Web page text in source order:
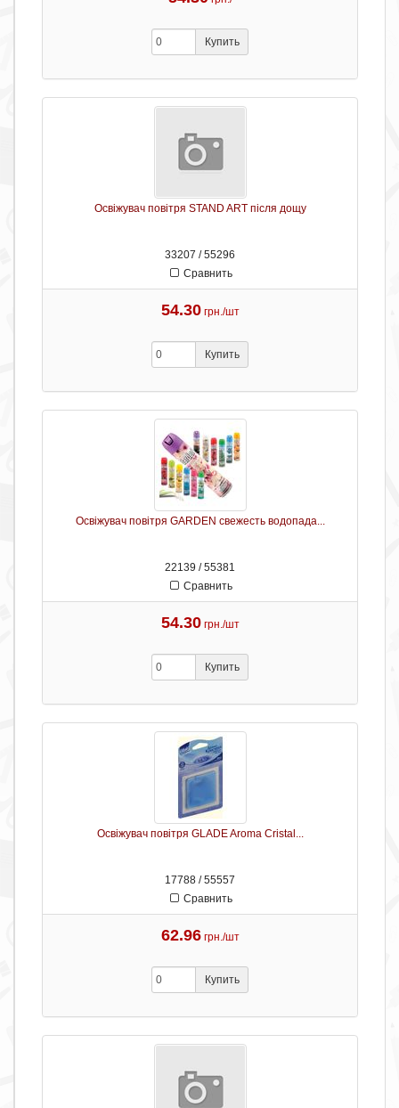
Купить
Освіжувач повітря STAND ART після дощу
33207 / 55296
Сравнить
54.30 грн./шт
Купить
Освіжувач повітря GARDEN свежесть водопада...
22139 / 55381
Сравнить
54.30 грн./шт
Купить
Освіжувач повітря GLADE Aroma Cristal...
17788 / 55557
Сравнить
62.96 грн./шт
Купить